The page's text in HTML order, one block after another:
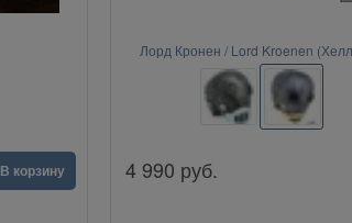
В корзину
Лорд Кронен / Lord Kroenen
4 990 руб.